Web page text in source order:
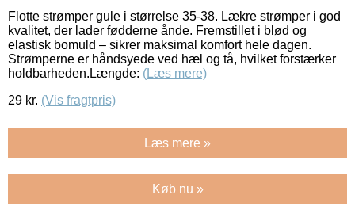
Flotte strømper gule i størrelse 35-38. Lækre strømper i god
kvalitet, der lader fødderne ånde. Fremstillet i blød og
elastisk bomuld – sikrer maksimal komfort hele dagen.
Strømperne er håndsyede ved hæl og tå, hvilket forstærker
holdbarheden.Længde: (Læs mere)
29 kr. (Vis fragtpris)
Læs mere »
Køb nu »